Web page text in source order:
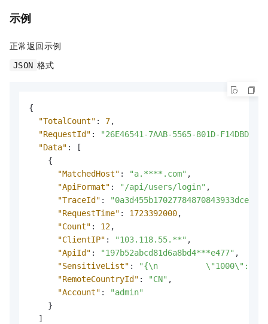
示例
正常返回示例
JSON 格式
{
"TotalCount" : 7,
"RequestId" :
"26E46541-7AAB-5565-801D-
"Data" :
[
{
"MatchedHost" : "a.****.com" ,
"ApiFormat" : "/api/users/login" ,
"TraceId" : "0a3d455b17027784870843933dce3d"
"RequestTime" : 1723392000,
"Count" : 12,
"ClientIP" : "103.118.55.**" ,
"ApiId" : "197b52abcd81d6a8bd4***e477" ,
"SensitiveList" :
"{\n          \"1000\":[
"RemoteCountryId" : "CN" ,
"Account" :
"admin"
}
]